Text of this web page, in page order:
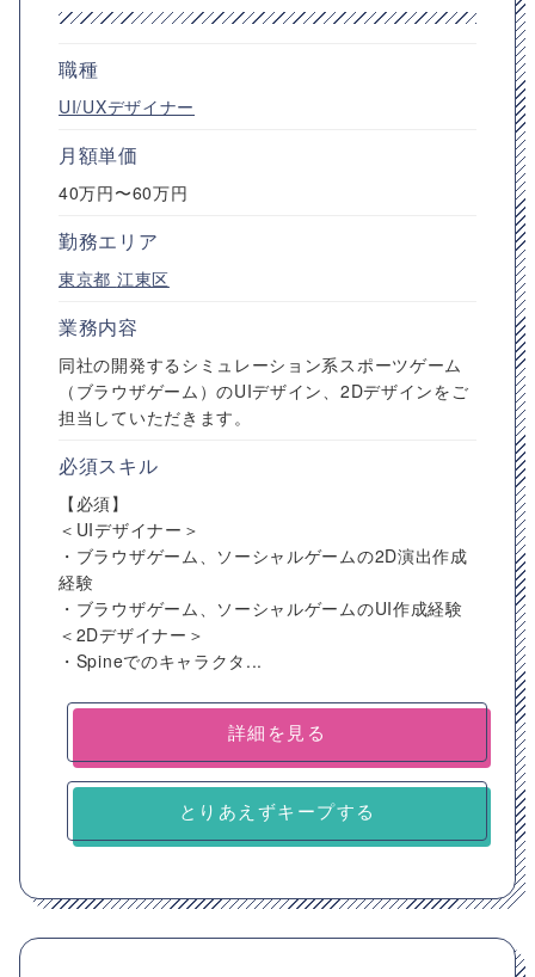
職種
UI/UXデザイナー
月額単価
40万円〜60万円
勤務エリア
東京都 江東区
業務内容
同社の開発するシミュレーション系スポーツゲーム
（ブラウザゲーム）のUIデザイン、2Dデザインをご
担当していただきます。
必須スキル
【必須】
＜UIデザイナー＞
・ブラウザゲーム、ソーシャルゲームの2D演出作成
経験
・ブラウザゲーム、ソーシャルゲームのUI作成経験
＜2Dデザイナー＞
・Spineでのキャラクタ...
詳細を見る
とりあえずキープする